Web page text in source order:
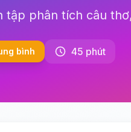
tập phân tích câu
bình 45 phút